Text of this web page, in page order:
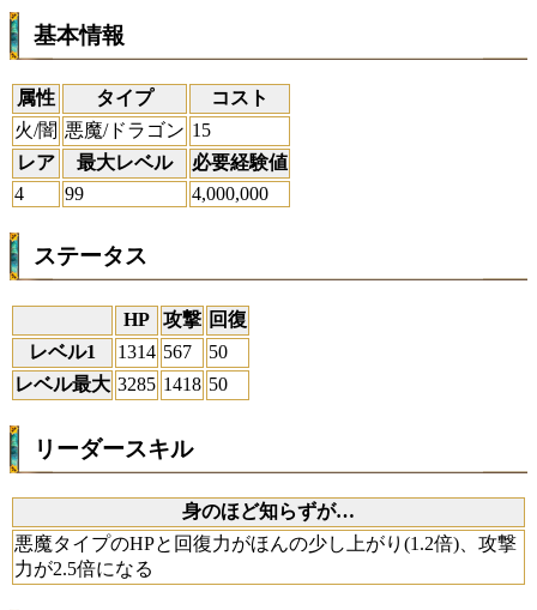
基本情報
属性 タイプ
コスト
火/闇 悪魔/ドラゴン 15
レア
最大レベル
必要経験値
4
99 4,000,000
ステータス
HP 攻撃 回復
レベル1
1314 567
50
レベル最大 3285 1418 50
リーダースキル
身のほど知らずが…
悪魔タイプのHPと回復力がほんの少し上がり(1.2倍)、攻撃
力が2.5倍になる